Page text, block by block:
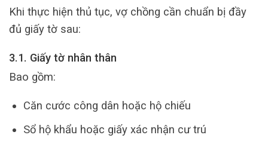
Khi thực hiện thủ tục, vợ chồng cần chuẩn bị đầy
đủ giấy tờ sau:
3.1. Giấy tờ nhân thân
Bao gồm:
Căn cước công dân hoặc hộ chiếu
Sổ hộ khẩu hoặc giấy xác nhận cư trú